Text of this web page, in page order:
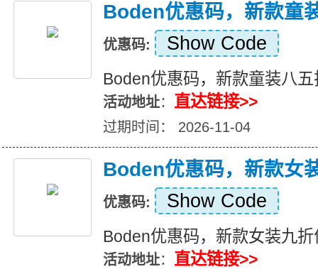
Boden优惠码，新款童
优惠码: Show Code
Boden优惠码，新款童装八
活动地址： 直达链接>>
过期时间： 2026-11-04
Boden优惠码，新款女
优惠码: Show Code
Boden优惠码，新款女装九折
活动地址： 直达链接>>